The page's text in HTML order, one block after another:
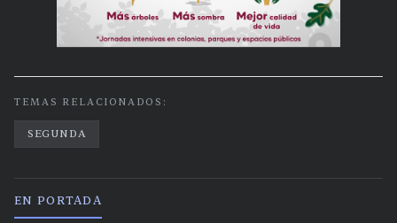
TEMAS RELACIONADOS:
SEGUNDA
EN PORTADA